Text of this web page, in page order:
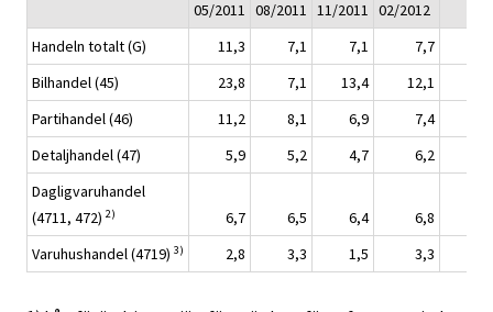
05/2011 08/2011 11/2011 02/2012
Handeln totalt (G) 11,3 7,1 7,1
7,7
Bilhandel (45)
23,8 7,1 13,4
12,1
Partihandel (46)
11,2 8,1 6,9
7,4
Detaljhandel (47)
5,9 5,2 4,7
6,2
Dagligvaruhandel
(4711, 472) 2) 6,7 6,5 6,4
6,8
Varuhushandel (4719) 3) 2,8 3,3 1,5 3,3